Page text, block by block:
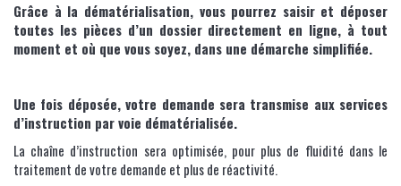
Grâce à la dématérialisation, vous pourrez saisir et déposer
toutes les pièces d’un dossier directement en ligne, à tout
moment et où que vous soyez, dans une démarche simplifiée.
Une fois déposée, votre demande sera transmise aux services
d’instruction par voie dématérialisée.
La chaîne d’instruction sera optimisée, pour plus de fluidité dans le
traitement de votre demande et plus de réactivité.